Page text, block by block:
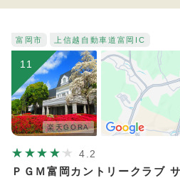
富岡市 上信越自動車道 富岡IC
11
楽天GORA
4.2
ＰＧＭ富岡カントリークラブ